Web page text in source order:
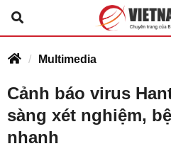
Multimedia
Cảnh báo virus
sàng xét nghiệm,
nhanh